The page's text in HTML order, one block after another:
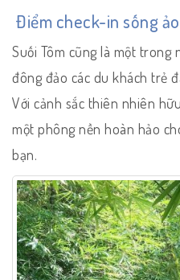
Điểm check-in sống
Suối Tôm cũng là một
đông đảo các du khách trẻ
Với cảnh sắc thiên nhiên
một phông nền hoàn hảo
bạn.